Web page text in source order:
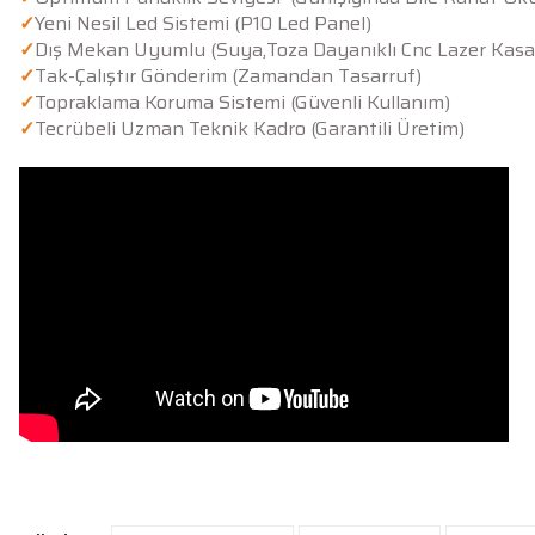
✓Yeni Nesil Led Sistemi (P10 Led Panel)
✓Dış Mekan Uyumlu (Suya,Toza Dayanıklı Cnc Lazer
✓Tak-Çalıştır Gönderim (Zamandan Tasarruf)
✓Topraklama Koruma Sistemi (Güvenli Kullanım)
✓Tecrübeli Uzman Teknik Kadro (Garantili Üretim)
Bu ürünün fiyat bilgisi, resim, ürün açıklamalarında ve diğer